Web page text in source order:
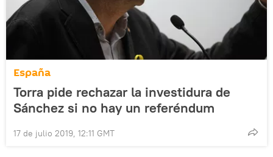
España
Torra pide rechazar la investidura de
Sánchez si no hay un referéndum
17 de julio 2019, 12:11 GMT